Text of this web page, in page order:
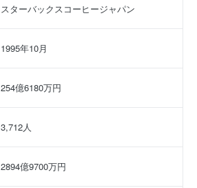
スターバックスコーヒージャパン
1995年10月
254億6180万円
3,712人
2894億9700万円